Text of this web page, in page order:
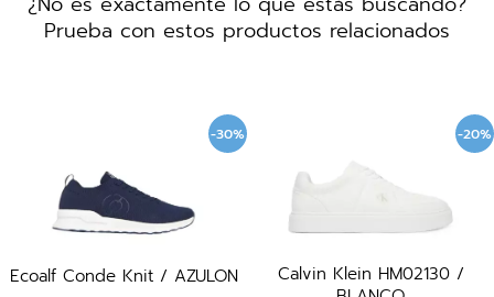
Prueba con estos productos relacionados
Knit / AZULON
Calvin Klein HM02130 /
Boss